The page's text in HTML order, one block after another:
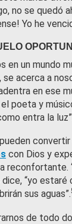
no se quedó
Yo he
en un mundo
se acerca a
en ese
poeta y
entra la
con Dios y
reconfortante.
dice, “yo
sus aguas”.
de todo